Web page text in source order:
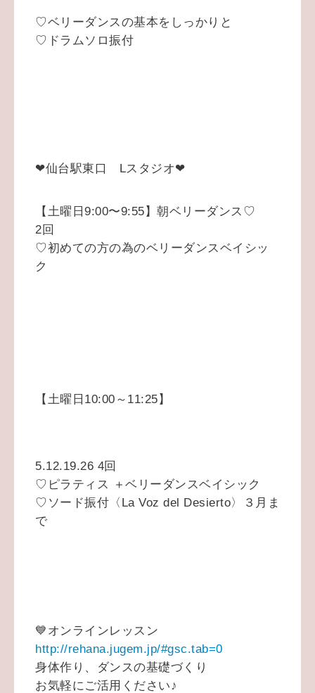
♡ベリーダンスの基本をしっかりと
♡ドラムソロ振付
❤仙台駅東口 Lスタジオ❤
【土曜日9:00〜9:55】朝ベリーダンス♡
2回
♡初めての方の為のベリーダンスベイシッ
ク
【土曜日10:00～11:25】
5.12.19.26 4回
♡ピラティス ＋ベリーダンスベイシック
♡ソード振付〈La Voz del Desierto〉３月ま
で
💙オンラインレッスン
http://rehana.jugem.jp/#gsc.tab=0
身体作り、ダンスの基礎づくり
お気軽にご活用ください♪